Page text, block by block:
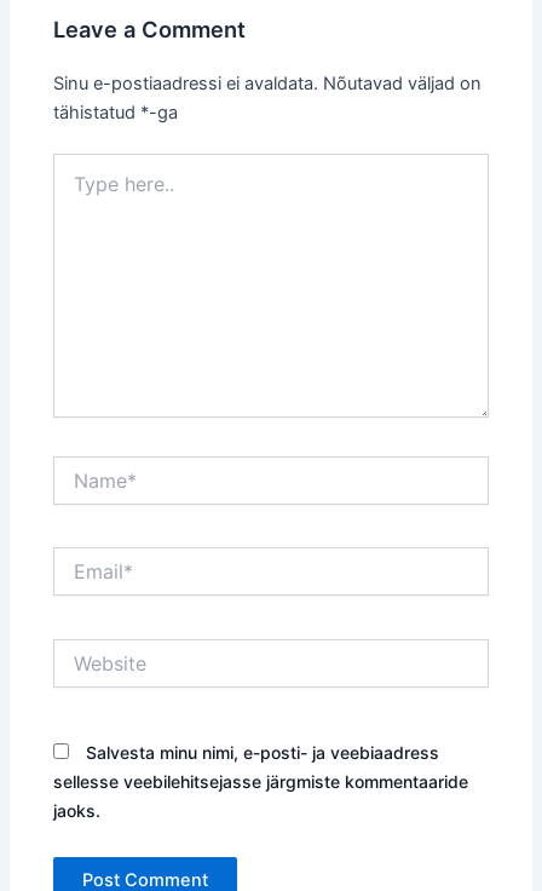
Leave a Comment
Sinu e-postiaadressi ei avaldata. Nõutavad väljad on
tähistatud *-ga
here..
Salvesta minu nimi, e-posti- ja veebiaadress
sellesse veebilehitsejasse järgmiste kommentaaride
jaoks.